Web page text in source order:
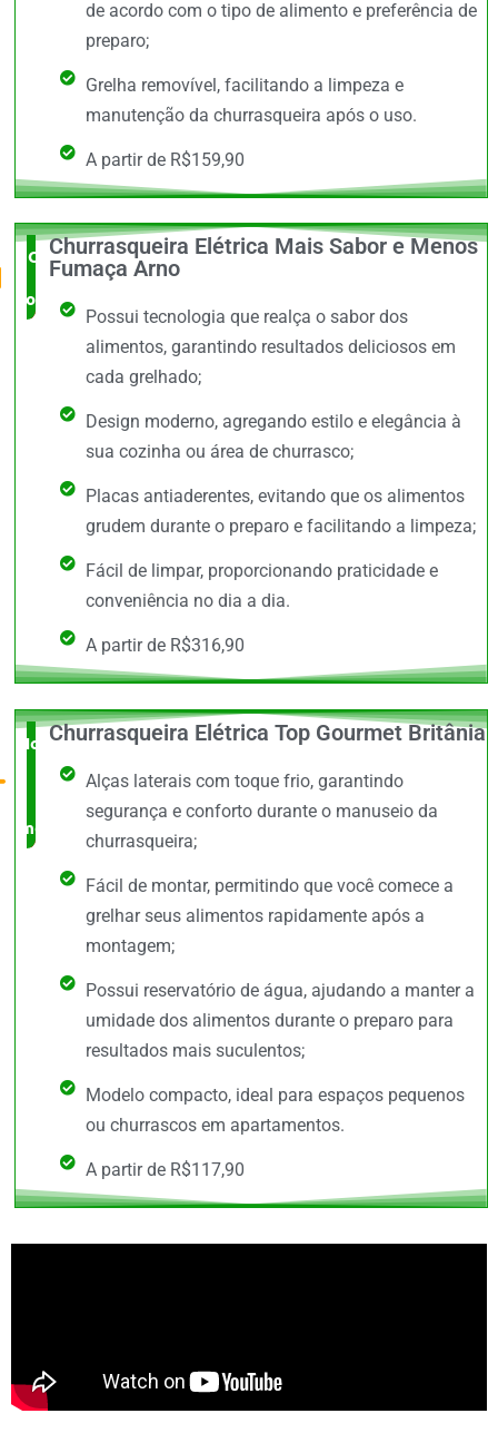
de acordo com o tipo de alimento e preferência de
preparo;
Grelha removível, facilitando a limpeza e
manutenção da churrasqueira após o uso.
A partir de R$159,90
O Mais
completo
Churrasqueira Elétrica Mais Sabor e Menos
Fumaça Arno
Possui tecnologia que realça o sabor dos
alimentos, garantindo resultados deliciosos em
cada grelhado;
Design moderno, agregando estilo e elegância à
sua cozinha ou área de churrasco;
Placas antiaderentes, evitando que os alimentos
grudem durante o preparo e facilitando a limpeza;
Fácil de limpar, proporcionando praticidade e
conveniência no dia a dia.
A partir de R$316,90
Novidade
no
mercado
Churrasqueira Elétrica Top Gourmet Britânia
Alças laterais com toque frio, garantindo
segurança e conforto durante o manuseio da
churrasqueira;
Fácil de montar, permitindo que você comece a
grelhar seus alimentos rapidamente após a
montagem;
Possui reservatório de água, ajudando a manter a
umidade dos alimentos durante o preparo para
resultados mais suculentos;
Modelo compacto, ideal para espaços pequenos
ou churrascos em apartamentos.
A partir de R$117,90